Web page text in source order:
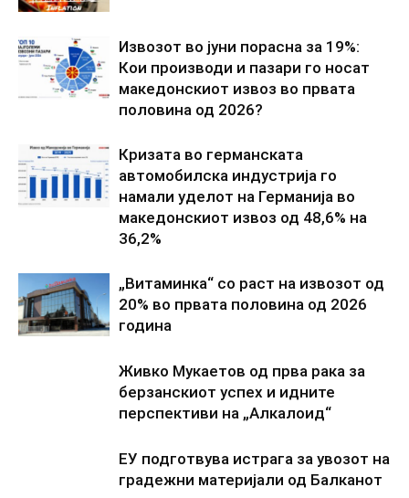
Извозот во јуни порасна за 19%:
Кои производи и пазари го носат
македонскиот извоз во првата
половина од 2026?
Кризата во германската
автомобилска индустрија го
намали уделот на Германија во
македонскиот извоз од 48,6% на
36,2%
„Витаминка“ со раст на извозот од
20% во првата половина од 2026
година
Живко Мукаетов од прва рака за
берзанскиот успех и идните
перспективи на „Алкалоид“
ЕУ подготвува истрага за увозот на
градежни материјали од Балканот